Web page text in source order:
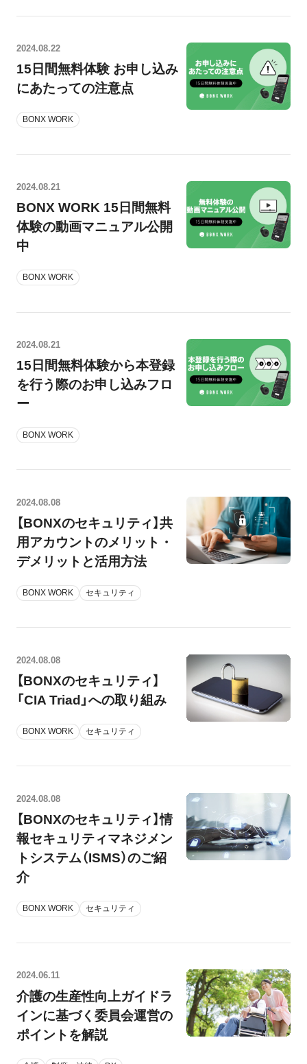
2024.08.22
15日間無料体験 お申し込み
にあたっての注意点
BONX WORK
2024.08.21
BONX WORK 15日間無料
体験の動画マニュアル公開
中
BONX WORK
2024.08.21
15日間無料体験から本登録
を行う際のお申し込みフロ
ー
BONX WORK
2024.08.08
【BONXのセキュリティ】共
用アカウントのメリット・
デメリットと活用方法
BONX WORK セキュリティ
2024.08.08
【BONXのセキュリティ】
「CIA Triad」への取り組み
BONX WORK セキュリティ
2024.08.08
【BONXのセキュリティ】情
報セキュリティマネジメン
トシステム（ISMS）のご紹
介
BONX WORK セキュリティ
2024.06.11
介護の生産性向上ガイドラ
インに基づく委員会運営の
ポイントを解説